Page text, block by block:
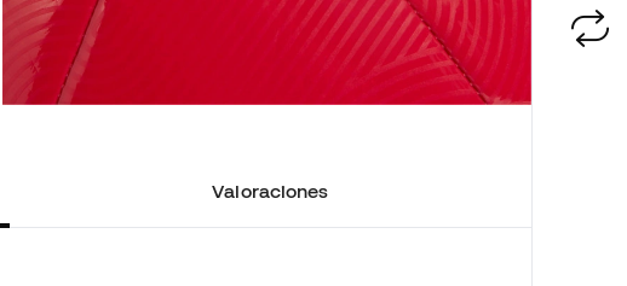
Valoraciones